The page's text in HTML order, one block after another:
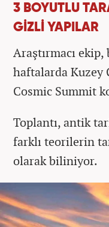
3 BOYUTLU
GİZLİ YAPILAR
Araştırmacı
haftalarda Kuzey
Cosmic Summit
Toplantı, antik
farklı teorilerin
olarak biliniyor.